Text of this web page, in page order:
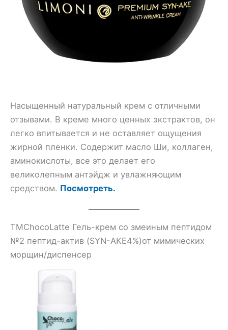
Насыщенный натуральный крем с отличными
отзывами. В креме много ценных экстрактов, он
легко впитывается и не оставляет ощущения
жирной пленки. Содержит масло Ши, коллаген,
аминокислоты, все это делает его
великолепным антэйдж и увлажняющим
средством. Посмотреть.
TMChocoLatte Гель-крем со змеиным пептидом
№2 пептид-актив (SYN-AKE4%)от мимических
морщин/диспенсер